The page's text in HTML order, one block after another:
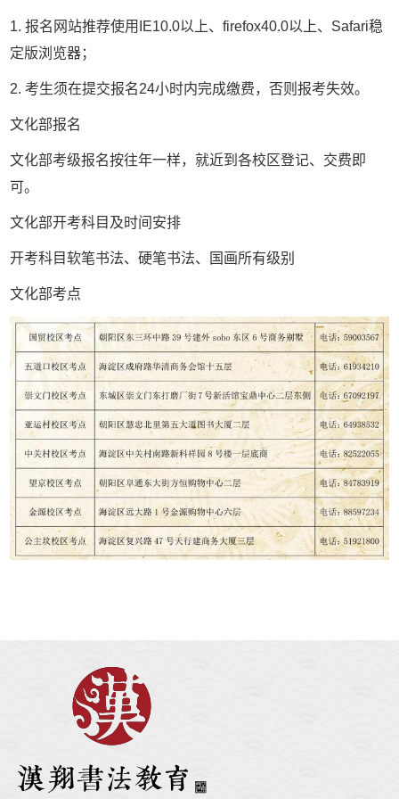
1. 报名网站推荐使用IE10.0以上、firefox40.0以上、Safari稳
定版浏览器；
2. 考生须在提交报名24小时内完成缴费，否则报考失效。
文化部报名
文化部考级报名按往年一样，就近到各校区登记、交费即
可。
文化部开考科目及时间安排
开考科目软笔书法、硬笔书法、国画所有级别
文化部考点